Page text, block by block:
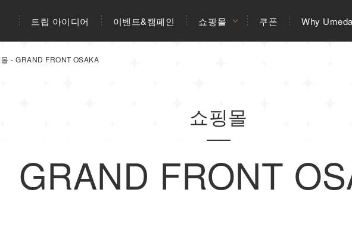
트립 아이디어 이벤트&캠페인 쇼핑몰 쿠폰 Why
몰 - GRAND FRONT OSAKA
쇼핑몰
GRAND FRONT